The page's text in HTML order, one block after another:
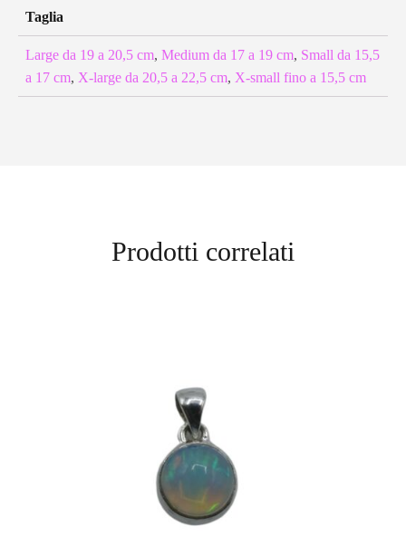
Taglia
Large da 19 a 20,5 cm, Medium da 17 a 19 cm, Small da 15,5
a 17 cm, X-large da 20,5 a 22,5 cm, X-small fino a 15,5 cm
Prodotti correlati